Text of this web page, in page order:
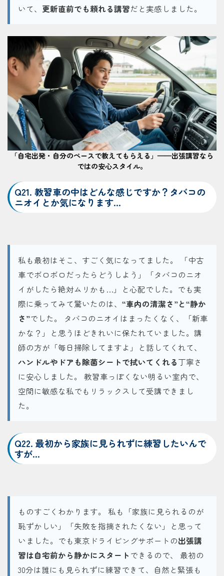
いて、 更新直前でも頼れる講習だと実感しました。
「自宅出発・自分のペースで教えてもらえる」——出張講習なら
ではの安心スタイル。
Q21. 教習車の中はどんな感じですか？タバコの
ニオイとか気になります…
私も最初はそこ、すごく気になってました。 「中古
車でボロボロだったらどうしよう」「タバコのニオ
イがしたら絶対ムリかも…」と心配でした。でも実
際に乗ってみて驚いたのは、 “車内の清潔さ”と“静か
さ”でした。 タバコのニオイはまったくなく、「新車
かな？」と思うほどきれいに保たれていました。講
師の方が「毎日掃除してますよ」と話してくれて、
ハンドルやドアも除菌シートで拭いてくれる丁寧さ
に安心しました。 教習車っぽくない明るい室内で、
空間に敏感な私でもリラックスして受講できまし
た。
Q22. 最初から家族に見られずに練習したいんで
すが…
ものすごくわかります。 私も「家族に見られるのが
恥ずかしい」「失敗を指摘されたくない」と思って
いました。でも東京ドライビングサポートの出張講
習は自宅前から静かにスタート できるので、 最初の
30分は誰にも見られずに練習できて、自然と緊張も